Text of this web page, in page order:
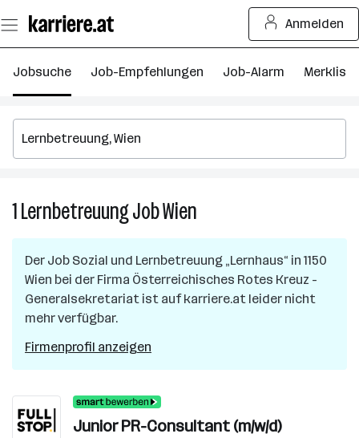
Seiteninhalt
springen
Anmelden
Jobsuche Job-Empfehlungen Job-Alarm Merkliste
1LernbetreuungJobWien
in
Wien
Der Job Sozial und Lernbetreuung „Lernhaus“ in 1150
Wien bei der Firma Österreichisches Rotes Kreuz -
Generalsekretariat ist auf karriere.at leider nicht
mehr verfügbar.
Firmenprofil anzeigen
Junior PR-Consultant (m/w/d)